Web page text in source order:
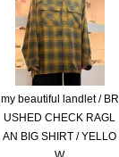
my beautiful landlet / BR
USHED CHECK RAGL
AN BIG SHIRT / YELLO